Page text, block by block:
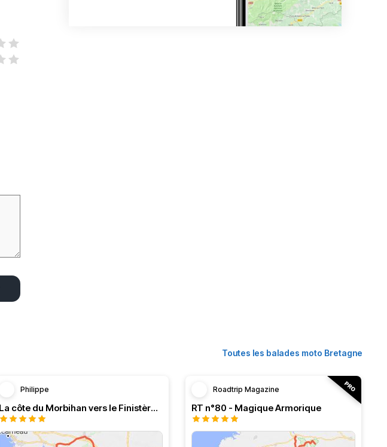
Toutes les balades moto Bretagne
Philippe
La côte du Morbihan vers le Finistère retour par les terres
Roadtrip Magazine
RT n°80 - Magique Armorique